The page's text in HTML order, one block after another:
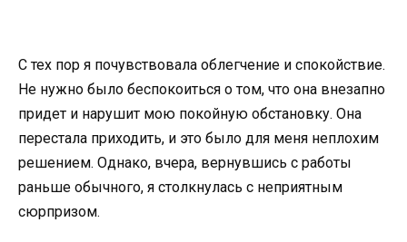
С тех пор я почувствовала облегчение и спокойствие.
Не нужно было беспокоиться о том, что она внезапно
придет и нарушит мою покойную обстановку. Она
перестала приходить, и это было для меня неплохим
решением. Однако, вчера, вернувшись с работы
раньше обычного, я столкнулась с неприятным
сюрпризом.